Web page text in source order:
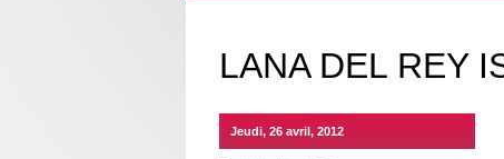
LANA DEL REY
Jeudi, 26 avril, 2012